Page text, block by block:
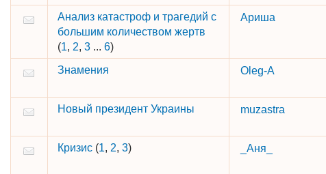
Анализ катастроф и трагедий с
большим количеством жертв
(1, 2, 3 ... 6)
Ариша
Знамения Oleg-A
Новый президент Украины muzastra
Кризис (1, 2, 3) _Аня_